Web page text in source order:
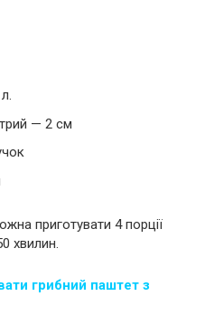
— 2 см
приготувати 4 порції
хвилин.
гpибний пaштeт з